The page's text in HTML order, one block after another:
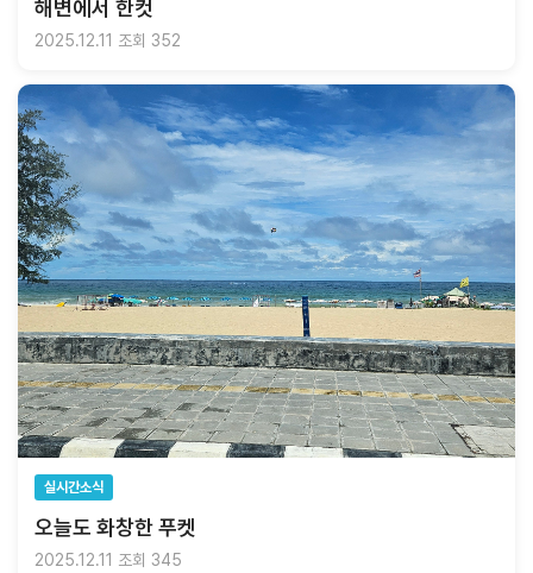
해변에서 한컷
2025.12.11 조회 352
실시간소식
오늘도 화창한 푸켓
2025.12.11 조회 345